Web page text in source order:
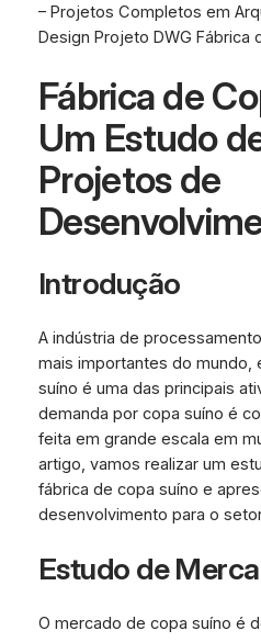
– Projetos Completos em
Design Projeto DWG Fábrica
Fábrica de
Um Estudo
Projetos de
Introdução
A indústria de
mais importantes do mundo,
suíno é uma das principais
demanda por copa suíno é
feita em grande escala em
artigo, vamos realizar um
fábrica de copa suíno e
desenvolvimento para o
Estudo de
O mercado de copa suíno é